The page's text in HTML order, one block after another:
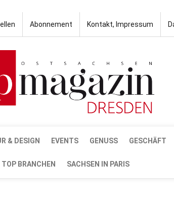
Abonnement Kontakt, Impressum
& DESIGN EVENTS GENUSS GESCHÄFT
TOP BRANCHEN SACHSEN IN PARIS